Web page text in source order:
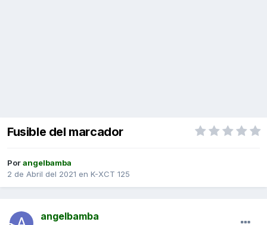
Fusible del marcador
Porangelbamba
2 de Abril del 2021 en K-XCT 125
angelbamba